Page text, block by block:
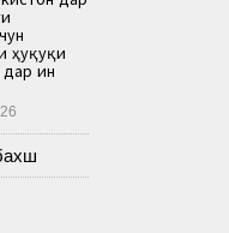
ҳуқуқи
ин